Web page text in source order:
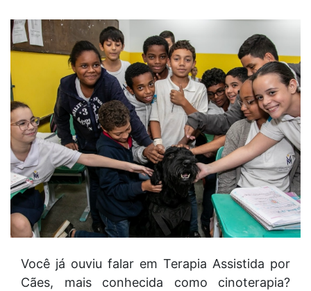
Você já ouviu falar em Terapia Assistida por
Cães, mais conhecida como cinoterapia?